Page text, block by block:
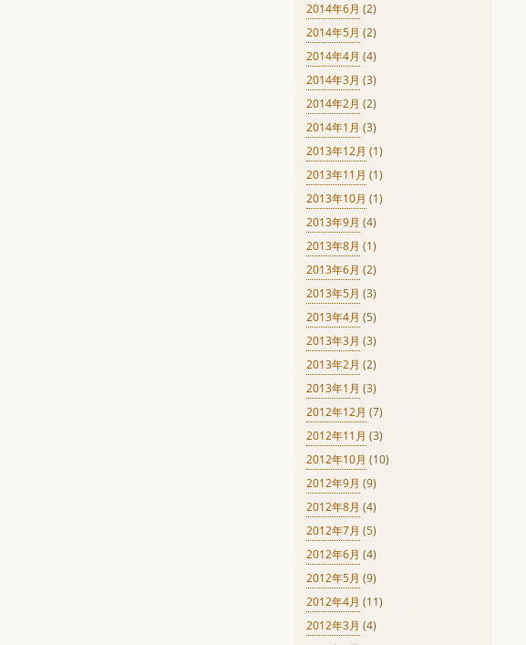
2014年6月 (2)
2014年5月 (2)
2014年4月 (4)
2014年3月 (3)
2014年2月 (2)
2014年1月 (3)
2013年12月 (1)
2013年11月 (1)
2013年10月 (1)
2013年9月 (4)
2013年8月 (1)
2013年6月 (2)
2013年5月 (3)
2013年4月 (5)
2013年3月 (3)
2013年2月 (2)
2013年1月 (3)
2012年12月 (7)
2012年11月 (3)
2012年10月 (10)
2012年9月 (9)
2012年8月 (4)
2012年7月 (5)
2012年6月 (4)
2012年5月 (9)
2012年4月 (11)
2012年3月 (4)